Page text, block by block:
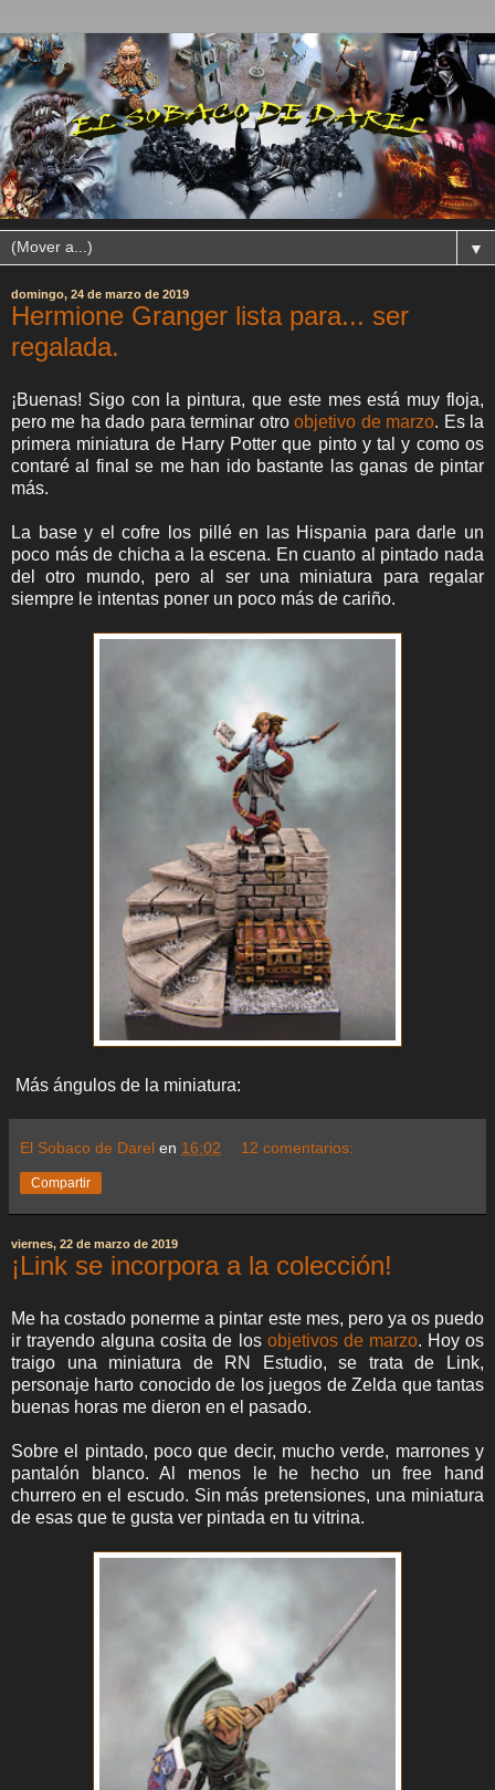
▼
domingo, 24 de marzo de 2019
Hermione Granger lista para... ser
regalada.
¡Buenas! Sigo con la pintura, que este mes está muy floja,
pero me ha dado para terminar otroobjetivo de marzo. Es la
primera miniatura de Harry Potter que pinto y tal y como os
contaré al final se me han ido bastante las ganas de pintar
más.
La base y el cofre los pillé en las Hispania para darle un
poco más de chicha a la escena. En cuanto al pintado nada
del otro mundo, pero al ser una miniatura para regalar
siempre le intentas poner un poco más de cariño.
Más ángulos de la miniatura:
El Sobaco de Darel en 16:02 12 comentarios:
Compartir
viernes, 22 de marzo de 2019
¡Link se incorpora a la colección!
Me ha costado ponerme a pintar este mes, pero ya os puedo
ir trayendo alguna cosita de los objetivos de marzo. Hoy os
traigo una miniatura de RN Estudio, se trata de Link,
personaje harto conocido de los juegos de Zelda que tantas
buenas horas me dieron en el pasado.
Sobre el pintado, poco que decir, mucho verde, marrones y
pantalón blanco. Al menos le he hecho un free hand
churrero en el escudo. Sin más pretensiones, una miniatura
de esas que te gusta ver pintada en tu vitrina.